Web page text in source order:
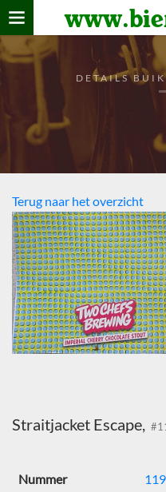
Home
verzamelen
De bierkaart
Bezoekers
DETAILS
Terug naar het overzicht
Straitjacket Escape,
Nummer